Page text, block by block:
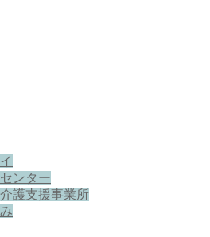
ンター
護支援事業所